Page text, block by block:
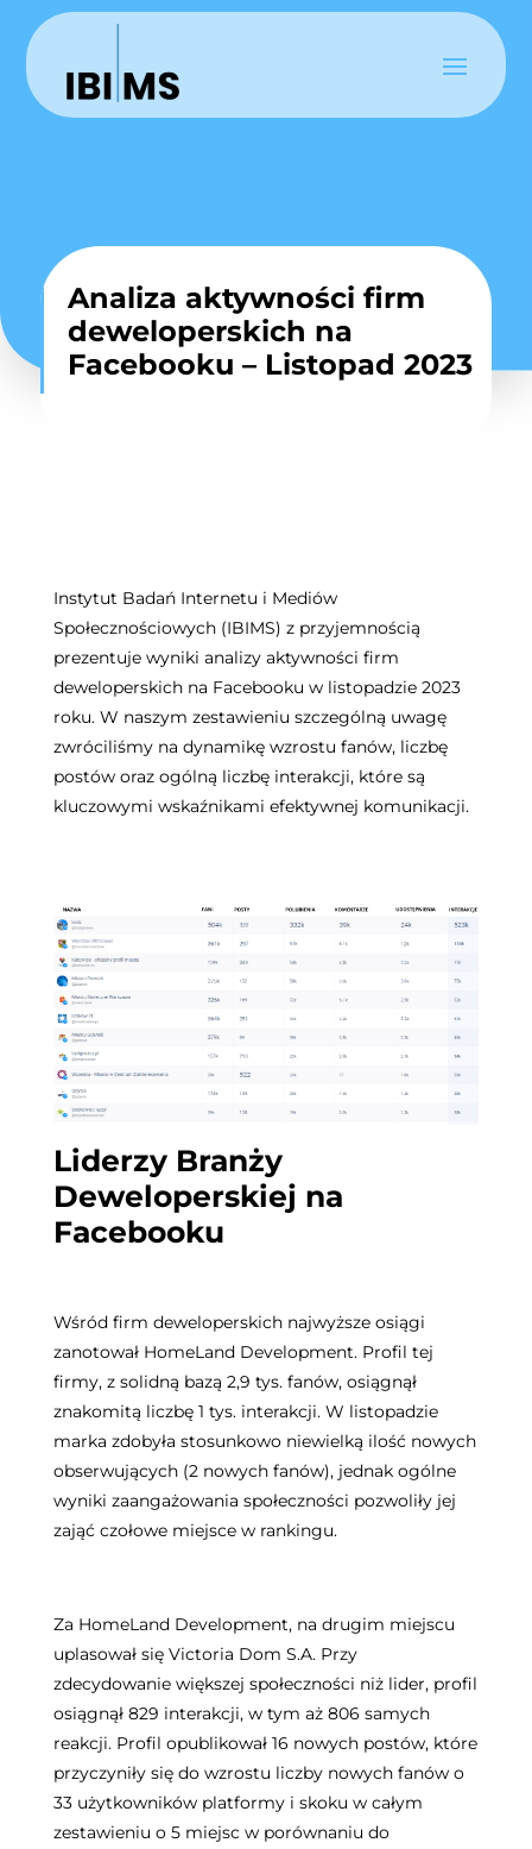
Analiza aktywności firm
deweloperskich na
Facebooku – Listopad 2023
Instytut Badań Internetu i Mediów
Społecznościowych (IBIMS) z przyjemnością
prezentuje wyniki analizy aktywności firm
deweloperskich na Facebooku w listopadzie 2023
roku. W naszym zestawieniu szczególną uwagę
zwróciliśmy na dynamikę wzrostu fanów, liczbę
postów oraz ogólną liczbę interakcji, które są
kluczowymi wskaźnikami efektywnej komunikacji.
Liderzy Branży
Deweloperskiej na
Facebooku
Wśród firm deweloperskich najwyższe osiągi
zanotował HomeLand Development. Profil tej
firmy, z solidną bazą 2,9 tys. fanów, osiągnął
znakomitą liczbę 1 tys. interakcji. W listopadzie
marka zdobyła stosunkowo niewielką ilość nowych
obserwujących (2 nowych fanów), jednak ogólne
wyniki zaangażowania społeczności pozwoliły jej
zająć czołowe miejsce w rankingu.
Za HomeLand Development, na drugim miejscu
uplasował się Victoria Dom S.A. Przy
zdecydowanie większej społeczności niż lider, profil
osiągnął 829 interakcji, w tym aż 806 samych
reakcji. Profil opublikował 16 nowych postów, które
przyczyniły się do wzrostu liczby nowych fanów o
33 użytkowników platformy i skoku w całym
zestawieniu o 5 miejsc w porównaniu do